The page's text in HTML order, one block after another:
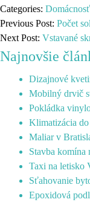
Categories: Domácnosť
Previous Post: Počet
Next Post: Vstavané
Najnovšie
Dizajnové
Mobilný drvič
Pokládka
Klimatizácia
Maliar v
Stavba
Taxi na letisko
Sťahovanie
Epoxidová